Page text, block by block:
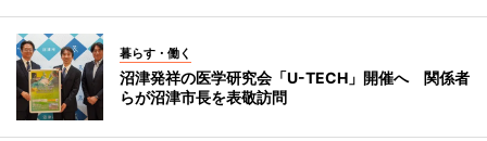
暮らす・働く
沼津発祥の医学研究会「U-TECH」開催へ 関係者
らが沼津市長を表敬訪問